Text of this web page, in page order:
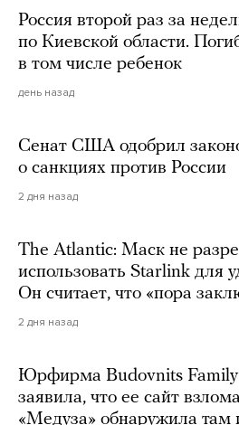
Россия второй раз за
по Киевской области.
в том числе ребенок
день назад
Сенат США одобрил
о санкциях против России
2 дня назад
The Atlantic: Маск не
использовать Starlink для
Он считает, что «пора
2 дня назад
Юрфирма Budovnits Family
заявила, что ее сайт
«Медуза» обнаружила